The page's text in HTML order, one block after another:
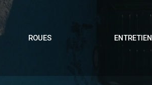
ROUES ENTRETIEN